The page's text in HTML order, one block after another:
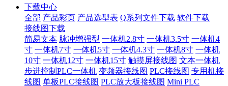
下载中心
全部 产品彩页 产品选型表 Q系列文件下载 软件下载
接线图下载
简易文本 脉冲增强型 一体机2.8寸 一体机3.5寸 一体机4
寸 一体机7寸 一体机5寸 一体机4.3寸 一体机8寸 一体机
10寸 一体机12寸 一体机15寸 触摸屏接线图 文本一体机
步进控制PLC一体机 变频器接线图 PLC接线图 专用机接
线图 单板PLC接线图 PLC放大板接线图 Mini PLC